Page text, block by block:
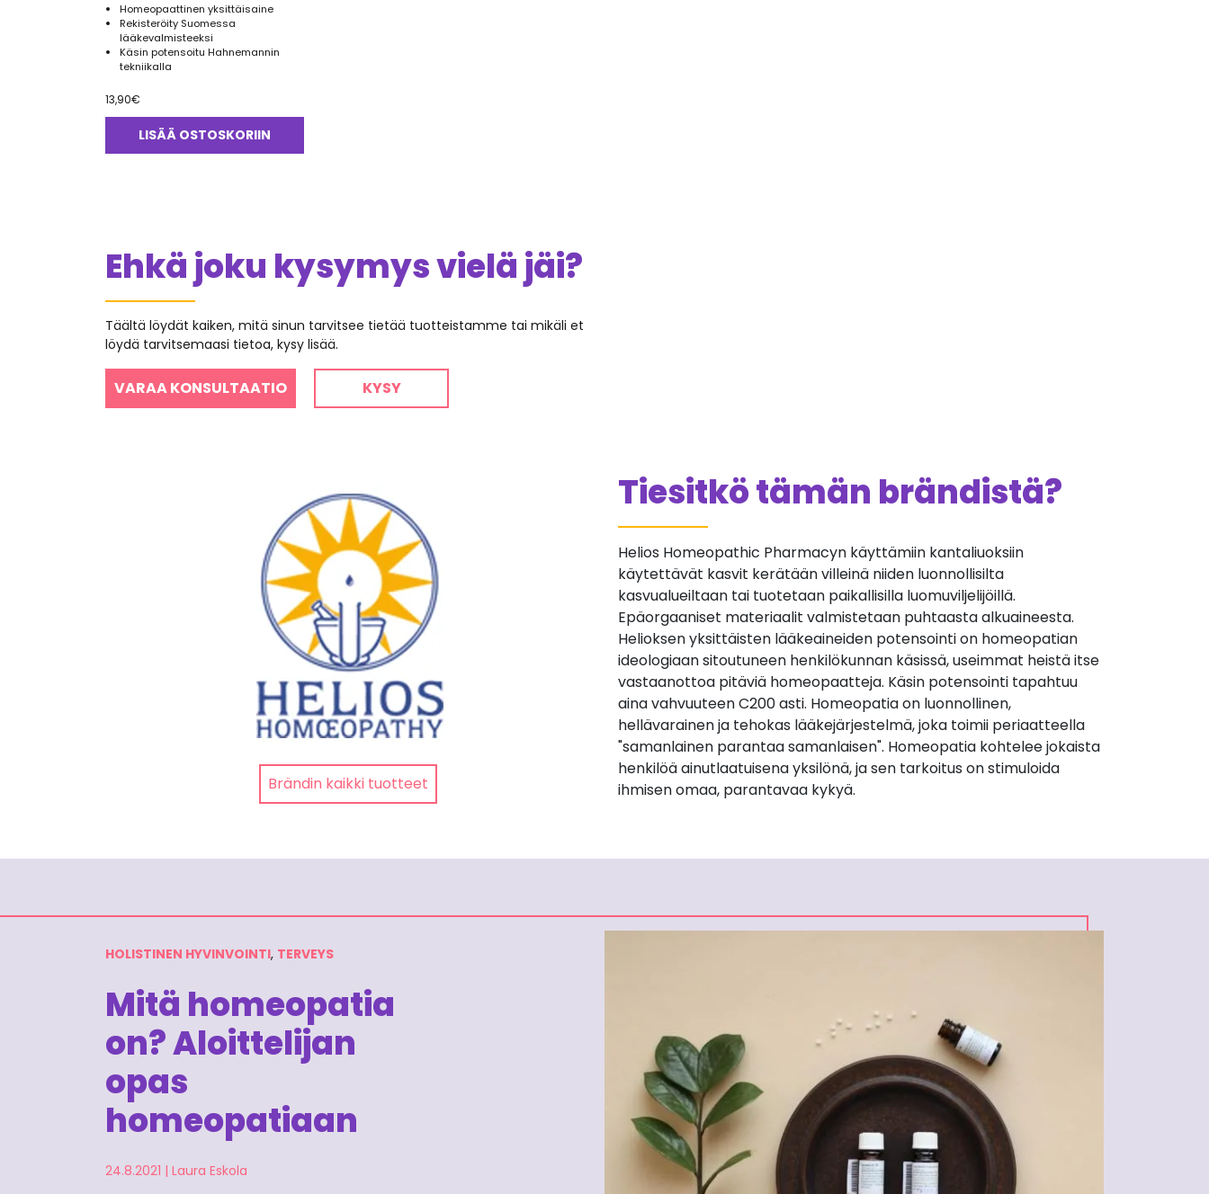
Homeopaattinen yksittäisaine
Rekisteröity Suomessa
lääkevalmisteeksi
Käsin potensoitu Hahnemannin
tekniikalla
13,90€
LISÄÄ OSTOSKORIIN
Ehkä joku kysymys vielä jäi?
Täältä löydät kaiken, mitä sinun tarvitsee tietää tuotteistamme tai mikäli et
löydä tarvitsemaasi tietoa, kysy lisää.
VARAA KONSULTAATIO KYSY
Brändin kaikki tuotteet
Tiesitkö tämän brändistä?
Helios Homeopathic Pharmacyn käyttämiin kantaliuoksiin
käytettävät kasvit kerätään villeinä niiden luonnollisilta
kasvualueiltaan tai tuotetaan paikallisilla luomuviljelijöillä.
Epäorgaaniset materiaalit valmistetaan puhtaasta alkuaineesta.
Helioksen yksittäisten lääkeaineiden potensointi on homeopatian
ideologiaan sitoutuneen henkilökunnan käsissä, useimmat heistä itse
vastaanottoa pitäviä homeopaatteja. Käsin potensointi tapahtuu
aina vahvuuteen C200 asti. Homeopatia on luonnollinen,
hellävarainen ja tehokas lääkejärjestelmä, joka toimii periaatteella
"samanlainen parantaa samanlaisen". Homeopatia kohtelee jokaista
henkilöä ainutlaatuisena yksilönä, ja sen tarkoitus on stimuloida
ihmisen omaa, parantavaa kykyä.
HOLISTINEN HYVINVOINTI, TERVEYS
Mitä homeopatia
on? Aloittelijan
opas
homeopatiaan
24.8.2021 | Laura Eskola